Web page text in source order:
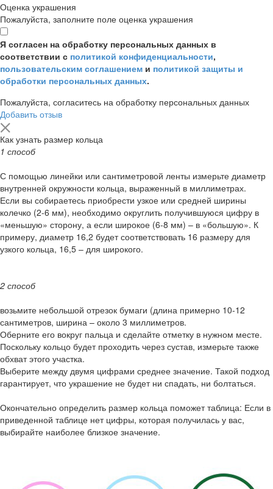
Оценка украшения
Пожалуйста, заполните поле оценка украшения
Я согласен на обработку персональных данных в
соответствии с политикой конфиденциальности,
пользовательским соглашением и политикой защиты и
обработки персональных данных.
Пожалуйста, согласитесь на обработку персональных данных
Добавить отзыв
Как узнать размер кольца
1 способ
С помощью линейки или сантиметровой ленты измерьте диаметр
внутренней окружности кольца, выраженный в миллиметрах.
Если вы собираетесь приобрести узкое или средней ширины
колечко (2-6 мм), необходимо округлить получившуюся цифру в
«меньшую» сторону, а если широкое (6-8 мм) – в «большую». К
примеру, диаметр 16,2 будет соответствовать 16 размеру для
узкого кольца, 16,5 – для широкого.
2 способ
возьмите небольшой отрезок бумаги (длина примерно 10-12
сантиметров, ширина – около 3 миллиметров.
Оберните его вокруг пальца и сделайте отметку в нужном месте.
Поскольку кольцо будет проходить через сустав, измерьте также
обхват этого участка.
Выберите между двумя цифрами среднее значение. Такой подход
гарантирует, что украшение не будет ни спадать, ни болтаться.
Окончательно определить размер кольца поможет таблица: Если в
приведенной таблице нет цифры, которая получилась у вас,
выбирайте наиболее близкое значение.